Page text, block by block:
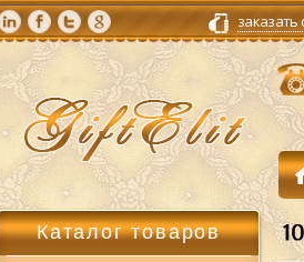
Каталог товаров